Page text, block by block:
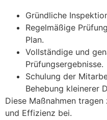
Gründliche
Regelmäßige
Plan.
Vollständige und
Prüfungsergebnisse.
Schulung der
Behebung kleinerer
Diese Maßnahmen
und Effizienz bei.